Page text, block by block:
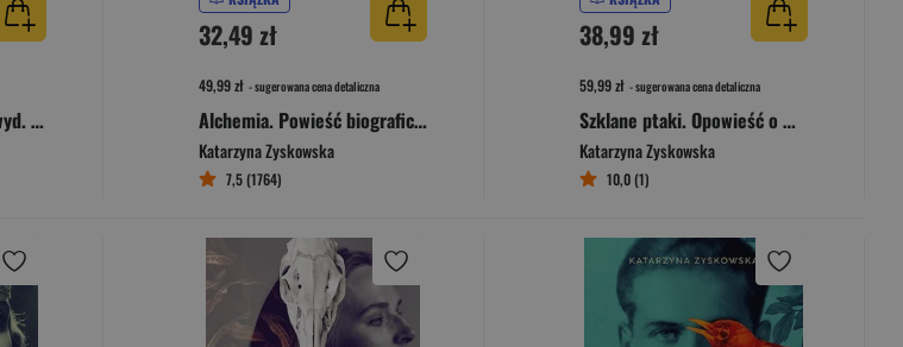
Nocami krzyczą sarny (wyd. 2026, barwione brzegi)
32,49 zł
49,99 zł - sugerowana cena detaliczna
Alchemia. Powieść biograficzna o Marii Skłodowskiej-Curie
Katarzyna Zyskowska
7,5 (1764)
38,99 zł
59,99 zł - sugerowana cena detaliczna
Szklane ptaki. Opowieść o miłościach Krzysztofa Kamila Baczyńskiego [wyd. 2025] (barwione brzegi)
Katarzyna Zyskowska
10,0 (1)